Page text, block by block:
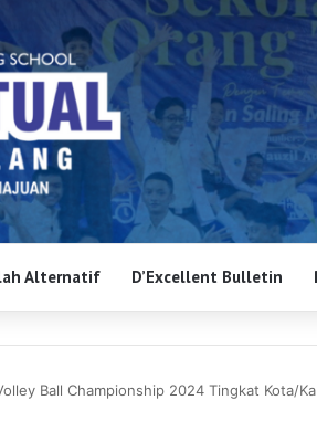
Alternatif D’Excellent Bulletin
Ball Championship 2024 Tingkat Kota/